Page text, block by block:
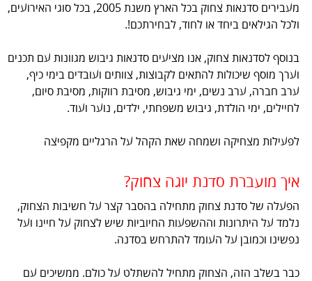
מעבירים סדנאות צחוק בכל הארץ משנת 2005, בכל סוגי האירועים,
ולכל הגילאים ביחד או לחוד, לבחירתכם!.
בנוסף לסדנאות צחוק, אנו מציעים סדנאות גיבוש מגוונות עם תכנים
וערך מוסף שיכולות להתאים לקבוצות, צוותים ועובדים בימי כיף,
ערב חברה, ערב נשים, ימי גיבוש, מסיבת רווקות, מסיבת סיום,
לחיילים, ימי הולדת, גיבוש משפחתי, ילדים, נוער ועוד.
לפעילות מצחיקה ושמחה שאת הקהל על הרגליים מקפיצה
איך מועברת סדנת יוגה צחוק?
הפעלה של סדנת צחוק מתחילה בהסבר קצר על חשיבות הצחוק,
נלמד על היתרונות וההשפעות החיוביות שיש לצחוק על חיינו ועל
נפשינו וכמובן על העומד להתרחש בסדנה.
כבר בשלב הזה, הצחוק מתחיל להשתלט על כולם. ממשיכים עם